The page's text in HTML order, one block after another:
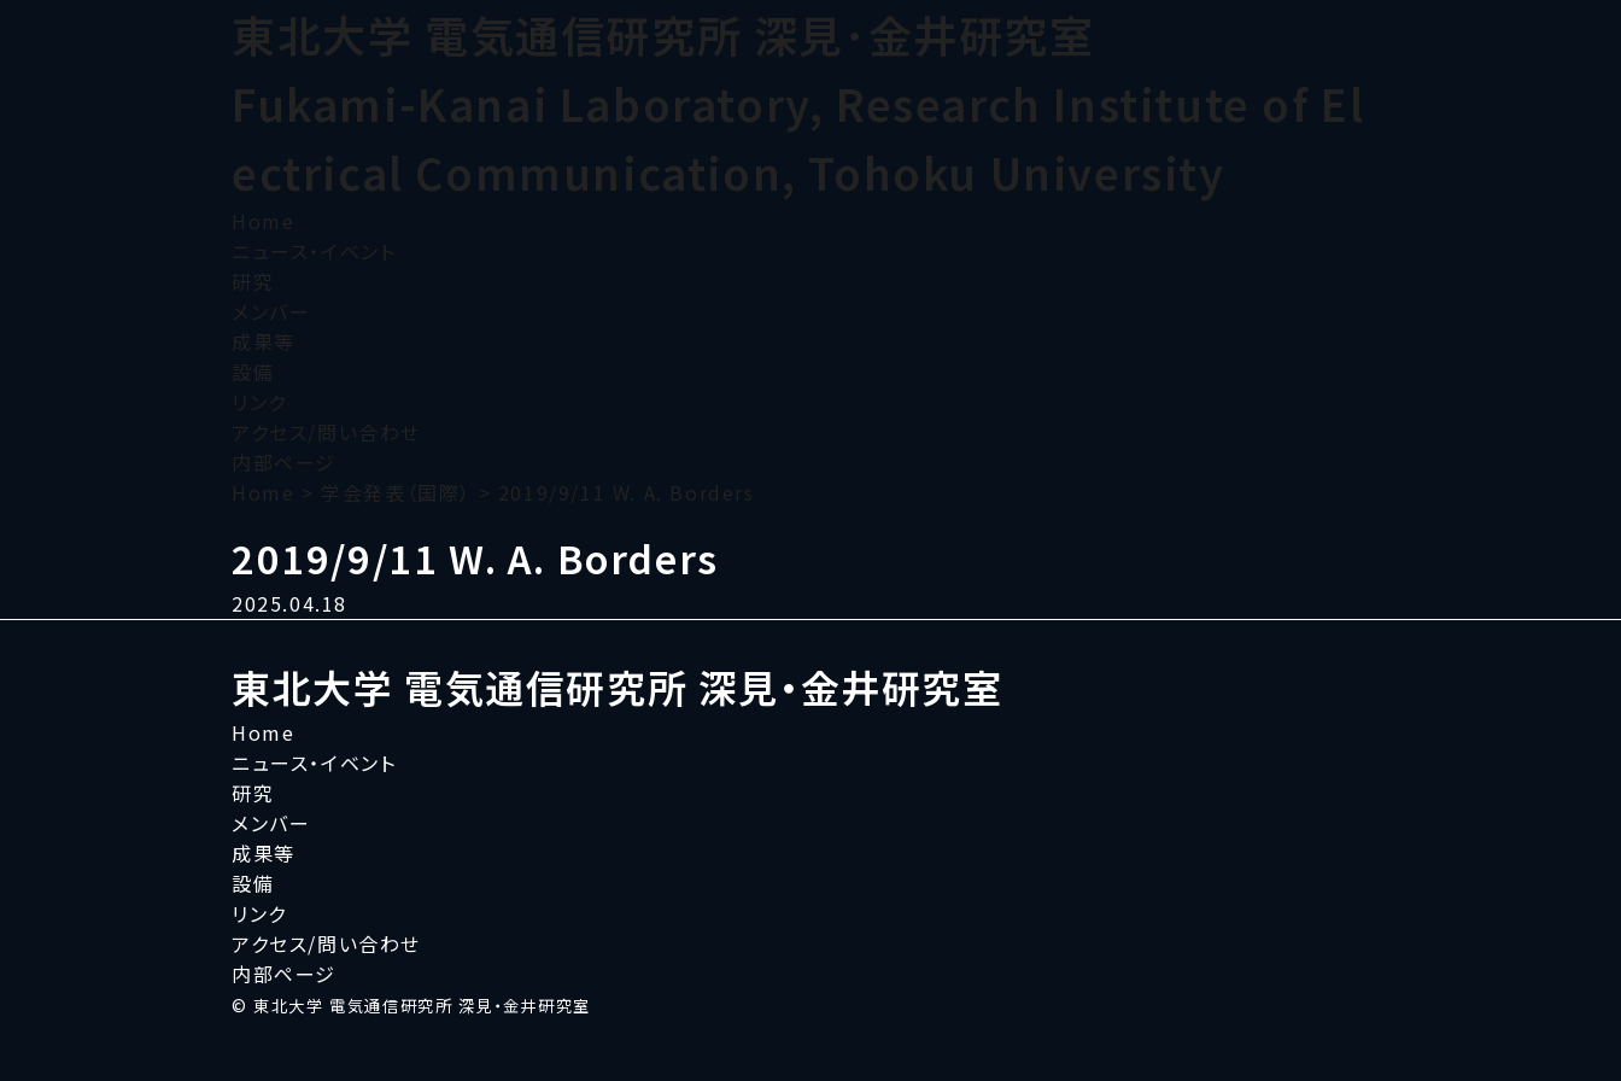
東北大学 電気通信研究所 深見･金井研究室
Fukami-Kanai Laboratory, Research Institute of El
ectrical Communication, Tohoku University
Home
ニュース・イベント
研究
メンバー
成果等
設備
リンク
アクセス/問い合わせ
内部ページ
Home > 学会発表（国際） > 2019/9/11 W. A. Borders
2019/9/11 W. A. Borders
2025.04.18
東北大学 電気通信研究所 深見・金井研究室
Home
ニュース・イベント
研究
メンバー
成果等
設備
リンク
アクセス/問い合わせ
内部ページ
© 東北大学 電気通信研究所 深見・金井研究室